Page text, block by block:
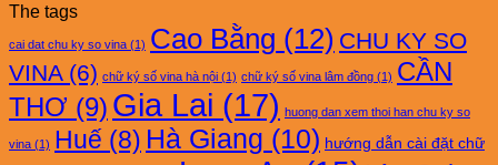
CA
CHỮ
KÝ
SỐ
VINA-
CA
The tags
cai dat chu ky so vina (1) Cao Bằng (12) CHU KY SO
VINA(6) chữ ký số vina hà nội (1) chữ ký số vina lâm đồng (1) CẦN
THƠ (9) Gia Lai (17) huong dan xem thoi han chu ky so
vina (1) Huế (8) Hà Giang (10) hướng dẫn cài đặt chữ